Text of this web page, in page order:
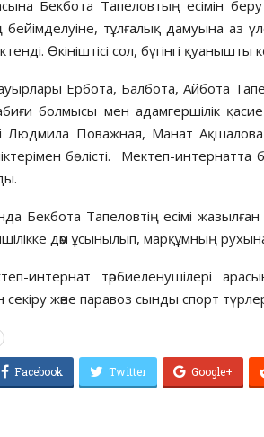
Бекбота Тапеловтың есімін
тұлғалық дамуына аз
Өкініштісі сол, бүгінгі қуанышты
Ербота, Балбота, Айбота
болмысы мен адамгершілік
Людмила Поважная, Манат
бөлісті. Мектеп-интернатта
Бекбота Тапеловтің есімі
дәм ұсынылып, марқұмның
интернат тәрбиеленушілері
секіру және паравоз сынды спорт
Facebook Twitter Google+